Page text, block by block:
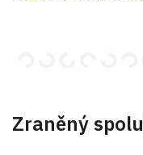
Zraněný